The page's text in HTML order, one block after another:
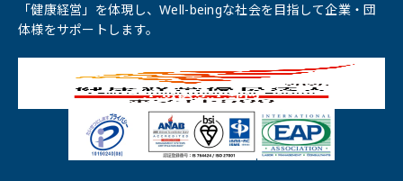
「健康経営」を体現し、Well-beingな社会を目指して企業・団
体様をサポートします。